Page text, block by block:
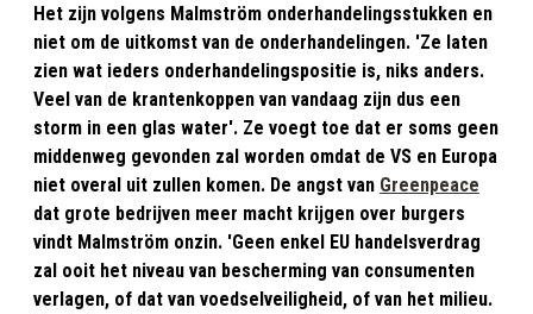
Het zijn volgens Malmström onderhandelingsstukken en
niet om de uitkomst van de onderhandelingen. 'Ze laten
zien wat ieders onderhandelingspositie is, niks anders.
Veel van de krantenkoppen van vandaag zijn dus een
storm in een glas water'. Ze voegt toe dat er soms geen
middenweg gevonden zal worden omdat de VS en Europa
niet overal uit zullen komen. De angst van Greenpeace
dat grote bedrijven meer macht krijgen over burgers
vindt Malmström onzin. 'Geen enkel EU handelsverdrag
zal ooit het niveau van bescherming van consumenten
verlagen, of dat van voedselveiligheid, of van het milieu.